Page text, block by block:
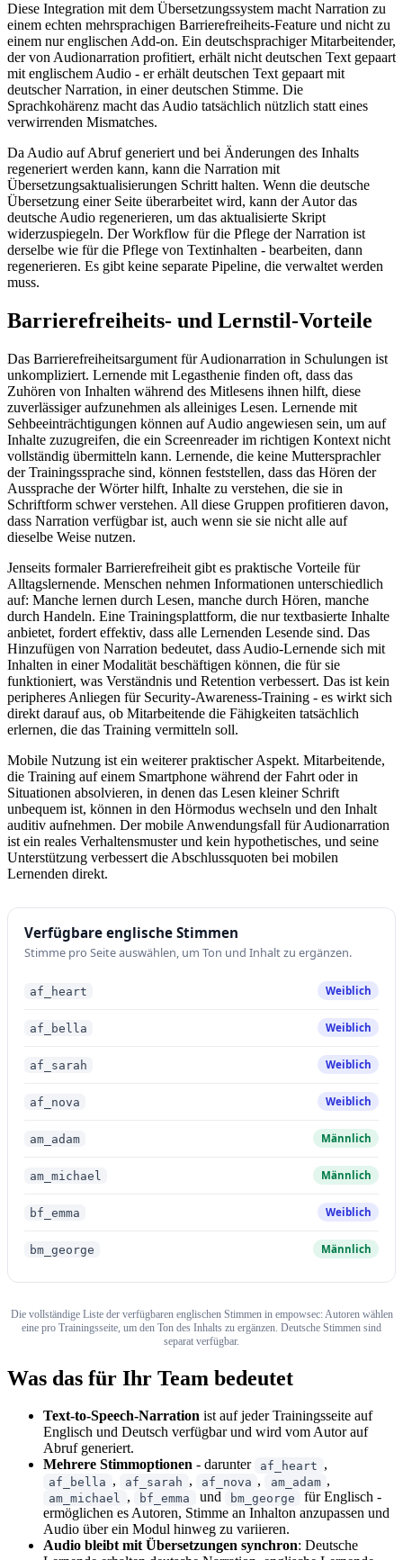
Diese Integration mit dem Übersetzungssystem macht Narration zu
einem echten mehrsprachigen Barrierefreiheits-Feature und nicht zu
einem nur englischen Add-on. Ein deutschsprachiger Mitarbeitender,
der von Audionarration profitiert, erhält nicht deutschen Text gepaart
mit englischem Audio - er erhält deutschen Text gepaart mit
deutscher Narration, in einer deutschen Stimme. Die
Sprachkohärenz macht das Audio tatsächlich nützlich statt eines
verwirrenden Mismatches.
Da Audio auf Abruf generiert und bei Änderungen des Inhalts
regeneriert werden kann, kann die Narration mit
Übersetzungsaktualisierungen Schritt halten. Wenn die deutsche
Übersetzung einer Seite überarbeitet wird, kann der Autor das
deutsche Audio regenerieren, um das aktualisierte Skript
widerzuspiegeln. Der Workflow für die Pflege der Narration ist
derselbe wie für die Pflege von Textinhalten - bearbeiten, dann
regenerieren. Es gibt keine separate Pipeline, die verwaltet werden
muss.
Barrierefreiheits- und Lernstil-Vorteile
Das Barrierefreiheitsargument für Audionarration in Schulungen ist
unkompliziert. Lernende mit Legasthenie finden oft, dass das
Zuhören von Inhalten während des Mitlesens ihnen hilft, diese
zuverlässiger aufzunehmen als alleiniges Lesen. Lernende mit
Sehbeeinträchtigungen können auf Audio angewiesen sein, um auf
Inhalte zuzugreifen, die ein Screenreader im richtigen Kontext nicht
vollständig übermitteln kann. Lernende, die keine Muttersprachler
der Trainingssprache sind, können feststellen, dass das Hören der
Aussprache der Wörter hilft, Inhalte zu verstehen, die sie in
Schriftform schwer verstehen. All diese Gruppen profitieren davon,
dass Narration verfügbar ist, auch wenn sie sie nicht alle auf
dieselbe Weise nutzen.
Jenseits formaler Barrierefreiheit gibt es praktische Vorteile für
Alltagslernende. Menschen nehmen Informationen unterschiedlich
auf: Manche lernen durch Lesen, manche durch Hören, manche
durch Handeln. Eine Trainingsplattform, die nur textbasierte Inhalte
anbietet, fordert effektiv, dass alle Lernenden Lesende sind. Das
Hinzufügen von Narration bedeutet, dass Audio-Lernende sich mit
Inhalten in einer Modalität beschäftigen können, die für sie
funktioniert, was Verständnis und Retention verbessert. Das ist kein
peripheres Anliegen für Security-Awareness-Training - es wirkt sich
direkt darauf aus, ob Mitarbeitende die Fähigkeiten tatsächlich
erlernen, die das Training vermitteln soll.
Mobile Nutzung ist ein weiterer praktischer Aspekt. Mitarbeitende,
die Training auf einem Smartphone während der Fahrt oder in
Situationen absolvieren, in denen das Lesen kleiner Schrift
unbequem ist, können in den Hörmodus wechseln und den Inhalt
auditiv aufnehmen. Der mobile Anwendungsfall für Audionarration
ist ein reales Verhaltensmuster und kein hypothetisches, und seine
Unterstützung verbessert die Abschlussquoten bei mobilen
Lernenden direkt.
Verfügbare englische Stimmen
Stimme pro Seite auswählen, um Ton und Inhalt zu ergänzen.
af_heart Weiblich
af_bella Weiblich
af_sarah Weiblich
af_nova Weiblich
am_adam Männlich
am_michael Männlich
bf_emma Weiblich
bm_george Männlich
Die vollständige Liste der verfügbaren englischen Stimmen in empowsec: Autoren wählen
eine pro Trainingsseite, um den Ton des Inhalts zu ergänzen. Deutsche Stimmen sind
separat verfügbar.
Was das für Ihr Team bedeutet
Text-to-Speech-Narration ist auf jeder Trainingsseite auf
Englisch und Deutsch verfügbar und wird vom Autor auf
Abruf generiert.
Mehrere Stimmoptionen - darunter af_heart ,
af_bella , af_sarah , af_nova , am_adam ,
am_michael , bf_emma und bm_george
für Englisch -
ermöglichen es Autoren, Stimme an Inhalton anzupassen und
Audio über ein Modul hinweg zu variieren.
Audio bleibt mit Übersetzungen synchron: Deutsche